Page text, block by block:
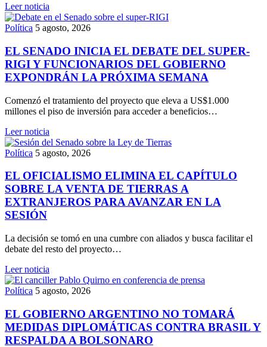
Leer noticia
Política 5 agosto, 2026
EL SENADO INICIA EL DEBATE DEL SUPER-
RIGI Y FUNCIONARIOS DEL GOBIERNO
EXPONDRÁN LA PRÓXIMA SEMANA
Comenzó el tratamiento del proyecto que eleva a US$1.000
millones el piso de inversión para acceder a beneficios…
Leer noticia
Política 5 agosto, 2026
EL OFICIALISMO ELIMINA EL CAPÍTULO
SOBRE LA VENTA DE TIERRAS A
EXTRANJEROS PARA AVANZAR EN LA
SESIÓN
La decisión se tomó en una cumbre con aliados y busca facilitar el
debate del resto del proyecto…
Leer noticia
Política 5 agosto, 2026
EL GOBIERNO ARGENTINO NO TOMARÁ
MEDIDAS DIPLOMÁTICAS CONTRA BRASIL Y
RESPALDA A BOLSONARO